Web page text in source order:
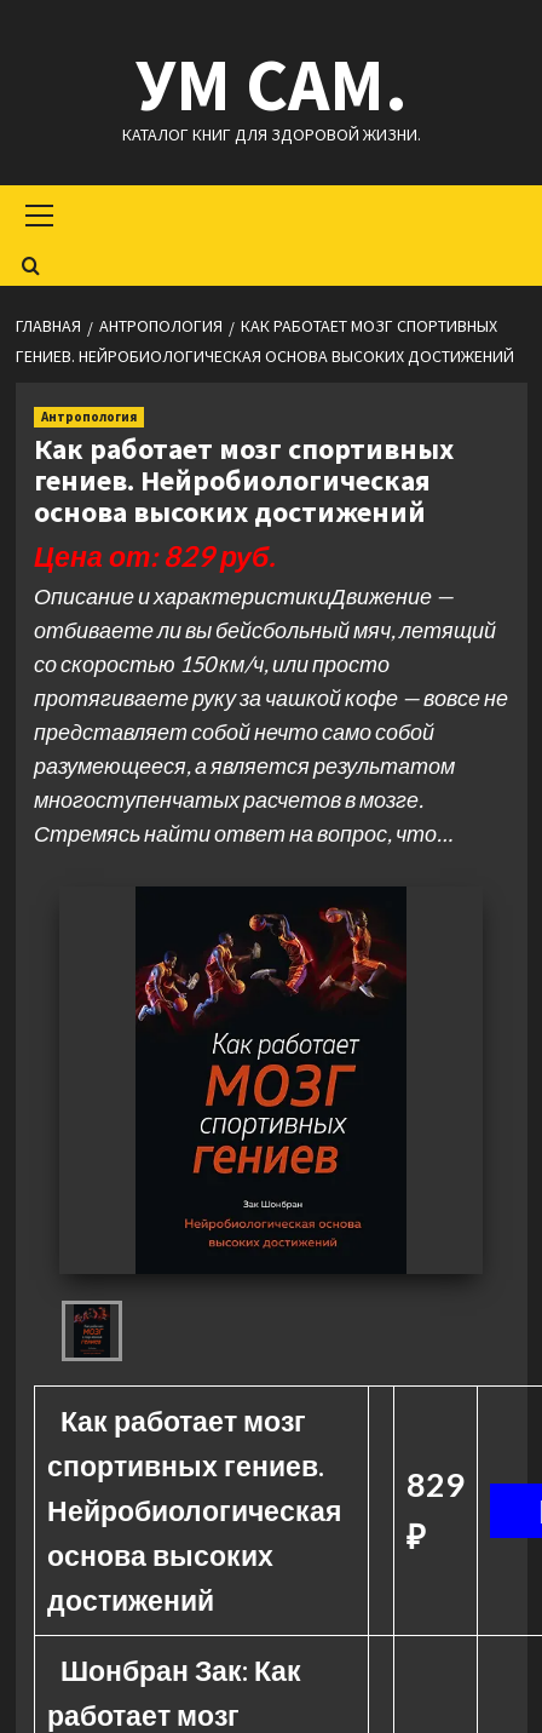
УМ САМ.
КАТАЛОГ КНИГ ДЛЯ ЗДОРОВОЙ ЖИЗНИ.
меню
ГЛАВНАЯ АНТРОПОЛОГИЯ
КАК РАБОТАЕТ МОЗГ СПОРТИВНЫХ
ГЕНИЕВ. НЕЙРОБИОЛОГИЧЕСКАЯ ОСНОВА ВЫСОКИХ ДОСТИЖЕНИЙ
Антропология
Как работает мозг спортивных
гениев. Нейробиологическая
основа высоких достижений
Цена от: 829 руб.
Описание и характеристикиДвижение —
отбиваете ли вы бейсбольный мяч, летящий
со скоростью 150 км/ч, или просто
протягиваете руку за чашкой кофе — вовсе не
представляет собой нечто само собой
разумеющееся, а является результатом
многоступенчатых расчетов в мозге.
Стремясь найти ответ на вопрос, что…
Как работает мозг
спортивных гениев.
Нейробиологическая
основа высоких
достижений
829
₽
Шонбран Зак: Как
работает мозг